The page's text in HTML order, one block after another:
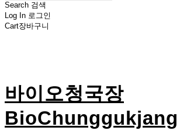
Search 검색
Log In 로그인
Cart장바구니
바이오청국장
BioChunggukjang